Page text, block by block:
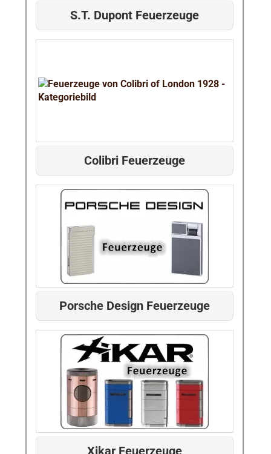
S.T. Dupont Feuerzeuge
Colibri Feuerzeuge
Porsche Design Feuerzeuge
Xikar Feuerzeuge